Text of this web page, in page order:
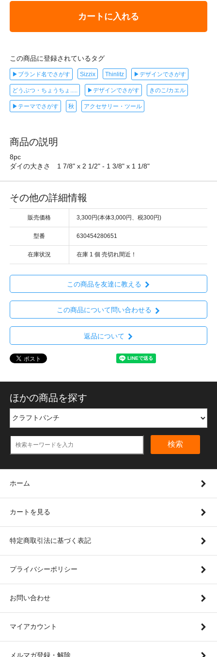
カートに入れる
この商品に登録されているタグ
▶ブランド名でさがす Sizzix Thinlitz ▶デザインでさがす
どうぶつ・ちょうちょ..... ▶デザインでさがす きのこ/カエル
▶テーマでさがす 秋 アクセサリー・ツール
商品の説明
8pc
ダイの大きさ 1 7/8" x 2 1/2" - 1 3/8" x 1 1/8"
その他の詳細情報
販売価格 3,300円(本体3,000円、税300円)
型番 630454280651
在庫状況 在庫 1 個 売切れ間近！
この商品を友達に教える
この商品について問い合わせる
返品について
ほかの商品を探す
検索
ホーム
カートを見る
特定商取引法に基づく表記
プライバシーポリシー
お問い合わせ
マイアカウント
メルマガ登録・解除